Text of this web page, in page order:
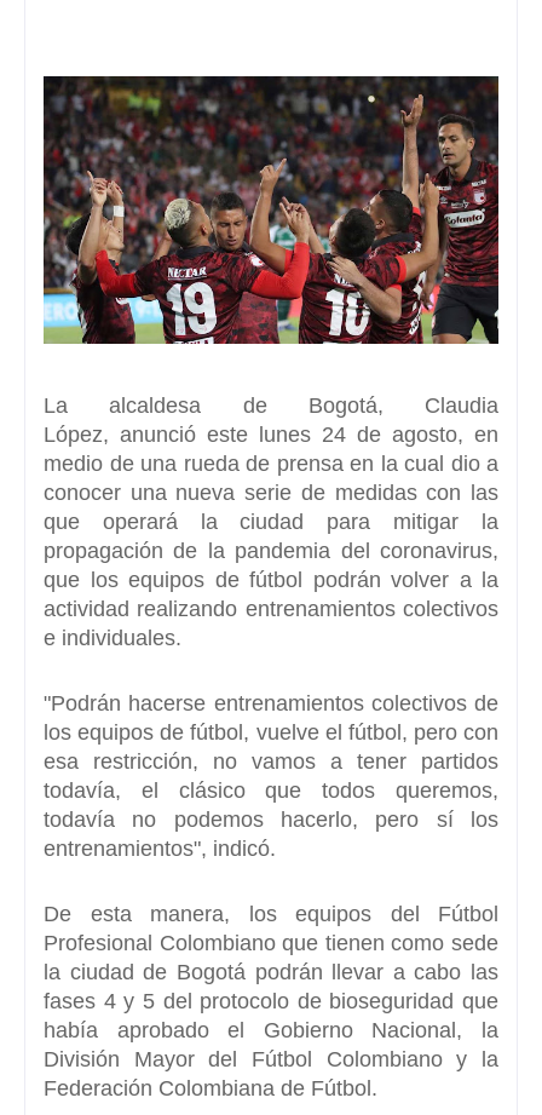
La alcaldesa de Bogotá, Claudia
López, anunció este lunes 24 de agosto, en
medio de una rueda de prensa en la cual dio a
conocer una nueva serie de medidas con las
que operará la ciudad para mitigar la
propagación de la pandemia del coronavirus,
que los equipos defútbol podrán volver a la
actividad realizando entrenamientos colectivos
e individuales.
"Podrán hacerse entrenamientos colectivos de
los equipos de fútbol, vuelve el fútbol, pero con
esa restricción, no vamos a tener partidos
todavía, el clásico que todos queremos,
todavía no podemos hacerlo, pero sí los
entrenamientos", indicó.
De esta manera, los equipos del Fútbol
Profesional Colombiano que tienen como sede
la ciudad de Bogotá podrán llevar a cabo las
fases 4 y 5 del protocolo de bioseguridad que
había aprobado el Gobierno Nacional, la
División Mayor del Fútbol Colombiano y la
Federación Colombiana de Fútbol.